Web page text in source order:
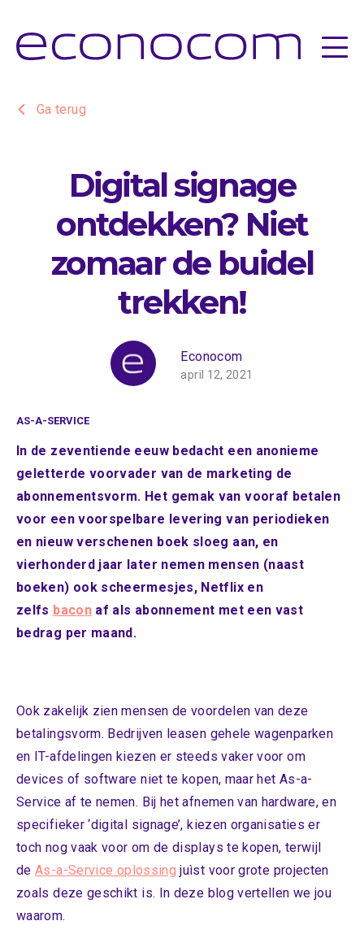
services
apparatuur
beleggers
Ga terug
Digital signage
ontdekken? Niet
zomaar de buidel
trekken!
Econocom
april 12, 2021
AS-A-SERVICE
In de zeventiende eeuw bedacht een anonieme
geletterde voorvader van de marketing de
abonnementsvorm. Het gemak van vooraf betalen
voor een voorspelbare levering van periodieken
en nieuw verschenen boek sloeg aan, en
vierhonderd jaar later nemen mensen (naast
boeken) ook scheermesjes, Netflix en
zelfs bacon af als abonnement met een vast
bedrag per maand.
Ook zakelijk zien mensen de voordelen van deze
betalingsvorm. Bedrijven leasen gehele wagenparken
en IT-afdelingen kiezen er steeds vaker voor om
devices of software niet te kopen, maar het As-a-
Service af te nemen. Bij het afnemen van hardware, en
specifieker ‘digital signage’, kiezen organisaties er
toch nog vaak voor om de displays te kopen, terwijl
de As-a-Service oplossing juìst voor grote projecten
zoals deze geschikt is. In deze blog vertellen we jou
waarom.